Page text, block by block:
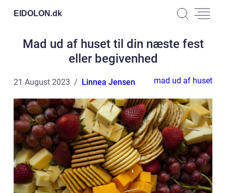
EIDOLON.dk
Mad ud af huset til din næste fest
eller begivenhed
21 August 2023 Linnea Jensen mad ud af huset